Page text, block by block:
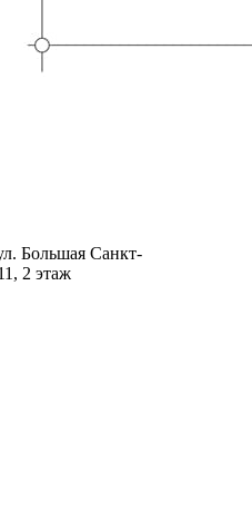
Большая Санкт-
2 этаж